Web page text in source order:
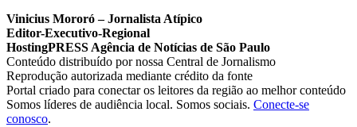
Vinicius Mororó – Jornalista Atípico
Editor-Executivo-Regional
HostingPRESS Agência de Notícias de São Paulo
Conteúdo distribuído por nossa Central de Jornalismo
Reprodução autorizada mediante crédito da fonte
Portal criado para conectar os leitores da região ao melhor conteúdo
Somos líderes de audiência local. Somos sociais. Conecte-se
conosco.